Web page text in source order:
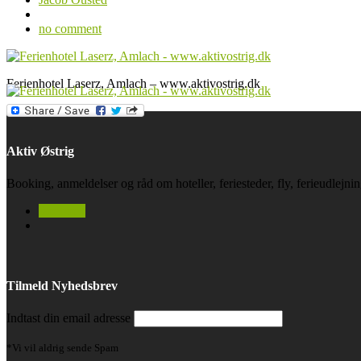
no comment
Ferienhotel Laserz, Amlach – www.aktivostrig.dk
Aktiv Østrig
Booking, anmeldelser og råd om hoteller, feriesteder, fly,
Tilmeld Nyhedsbrev
Indtast din email adresse
*Vi vil aldrig sende Spam